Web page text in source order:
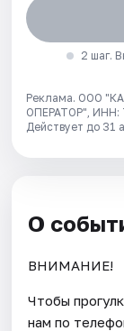
2 шаг.
Реклама. ООО
ОПЕРАТОР", ИНН:
Действует до 31
О
ВНИМАНИЕ!
Чтобы
нам по